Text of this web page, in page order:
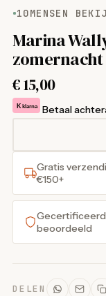
10MENSEN
Marina
zomernacht
€15,00
K klarna Betaal
Gratis
€150+
Gecertificeerd
beoordeeld
DELEN